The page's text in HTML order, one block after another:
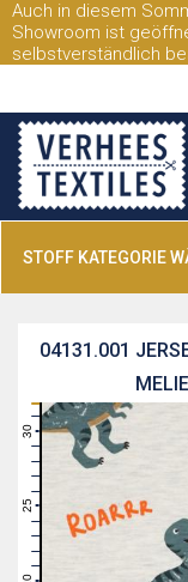
Auch in diesem
Showroom ist
selbstverständlich
STOFF KATEGORIE
04131.001
21
26
31